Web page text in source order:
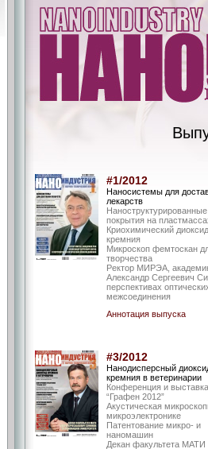
#1/2012
Наносистемы для
лекарств
Наноструктурированные
покрытия на
Криохимический диоксид
кремния
Микроскоп фемтоскан
творчества
Ректор МИРЭА,
Александр Сергеевич
перспективах
межсоединения
Аннотация выпуска
#3/2012
Нанодисперсный
кремния в ветеринарии
Конференция и выставка
“Графен 2012”
Акустическая
микроэлектронике
Патентование микро- и
наномашин
Декан факультета МАТИ